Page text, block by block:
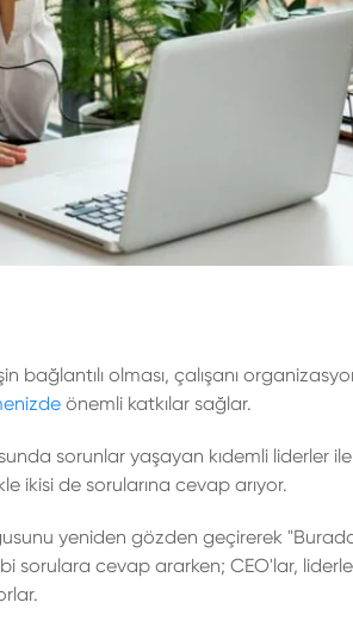
bağlantılı olması, çalışanı
önemli katkılar sağlar.
sorunlar yaşayan kıdemli liderler ile
ikisi de sorularına cevap arıyor.
yeniden gözden geçirerek
sorulara cevap ararken; CEO'lar,